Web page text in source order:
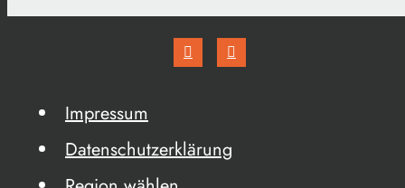
Impressum
Datenschutzerklärung